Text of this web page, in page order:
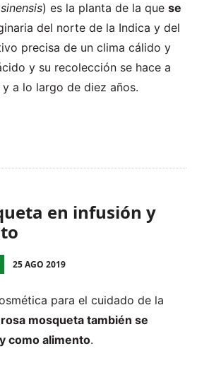
) es la planta de la que se
del norte de la Indica y del
precisa de un clima cálido y
y su recolección se hace a
a lo largo de diez años.
en infusión y
25 AGO 2019
para el cuidado de la
rosa mosqueta también se
como alimento.